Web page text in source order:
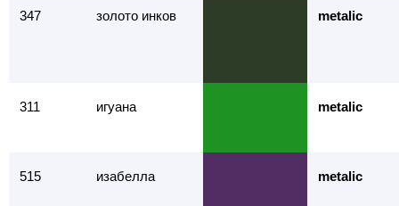
347 золото инков metalic
311 игуана metalic
515 изабелла metalic